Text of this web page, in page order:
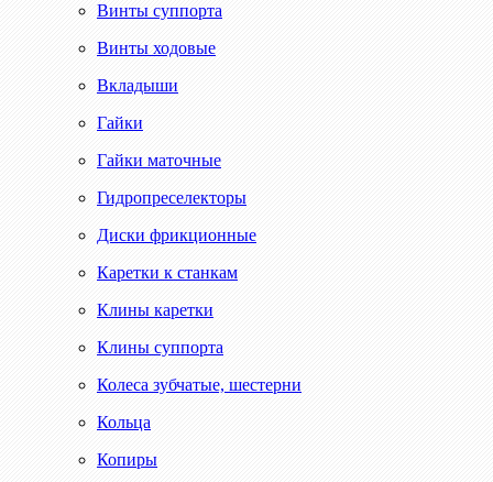
Винты суппорта
Винты ходовые
Вкладыши
Гайки
Гайки маточные
Гидропреселекторы
Диски фрикционные
Каретки к станкам
Клины каретки
Клины суппорта
Колеса зубчатые, шестерни
Кольца
Копиры